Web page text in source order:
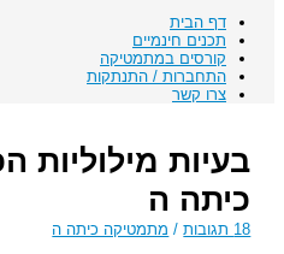
דף הבית
תכנים חינמיים
קורסים במתמטיקה
התחברות / התנתקות
צרו קשר
בעיות מילוליות
כיתה ה
18 תגובות / מתמטיקה כיתה ה